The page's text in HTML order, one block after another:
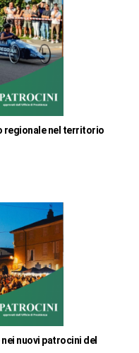
regionale nel territorio
nuovi patrocini del